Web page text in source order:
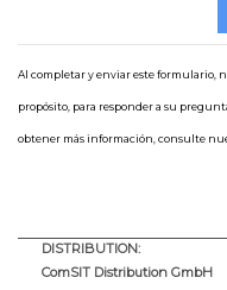
Al completar y enviar este formulario,
propósito, para responder a su
obtener más información, consulte
DISTRIBUTION:
ComSIT Distribution GmbH